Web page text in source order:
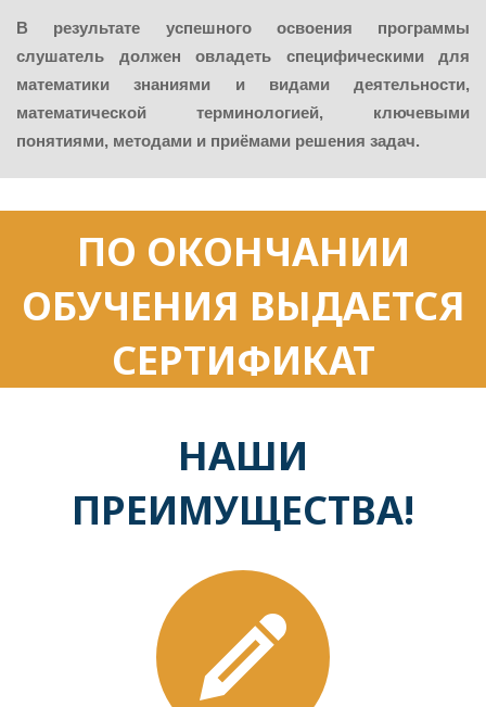
В результате успешного освоения программы
слушатель должен овладеть специфическими для
математики знаниями и видами деятельности,
математической терминологией, ключевыми
понятиями, методами и приёмами решения задач.
ПО ОКОНЧАНИИ
ОБУЧЕНИЯ ВЫДАЕТСЯ
СЕРТИФИКАТ
НАШИ
ПРЕИМУЩЕСТВА!